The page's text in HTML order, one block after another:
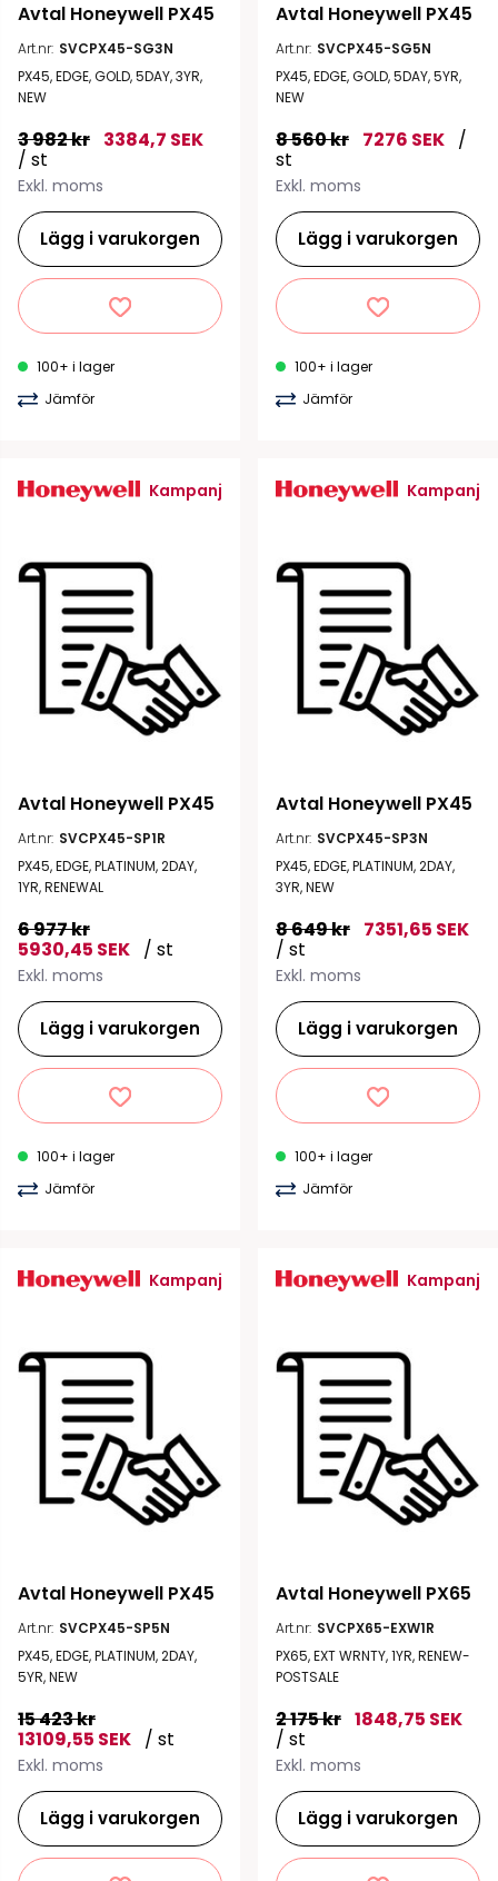
Avtal Honeywell PX45
Art.nr: SVCPX45-SG3N
PX45, EDGE, GOLD, 5DAY, 3YR,
NEW
3 982 kr 3384,7 SEK
/ st
Exkl. moms
Lägg i varukorgen
100+ i lager
Jämför
Avtal Honeywell PX45
Art.nr: SVCPX45-SG5N
PX45, EDGE, GOLD, 5DAY, 5YR,
NEW
8 560 kr 7276 SEK /
st
Exkl. moms
Lägg i varukorgen
100+ i lager
Jämför
Kampanj
Avtal Honeywell PX45
Art.nr: SVCPX45-SP1R
PX45, EDGE, PLATINUM, 2DAY,
1YR, RENEWAL
6 977 kr
5930,45 SEK / st
Exkl. moms
Lägg i varukorgen
100+ i lager
Jämför
Kampanj
Avtal Honeywell PX45
Art.nr: SVCPX45-SP3N
PX45, EDGE, PLATINUM, 2DAY,
3YR, NEW
8 649 kr 7351,65 SEK
/ st
Exkl. moms
Lägg i varukorgen
100+ i lager
Jämför
Kampanj
Avtal Honeywell PX45
Art.nr: SVCPX45-SP5N
PX45, EDGE, PLATINUM, 2DAY,
5YR, NEW
15 423 kr
13109,55 SEK / st
Exkl. moms
Lägg i varukorgen
Kampanj
Avtal Honeywell PX65
Art.nr: SVCPX65-EXW1R
PX65, EXT WRNTY, 1YR, RENEW-
POSTSALE
2 175 kr 1848,75 SEK
/ st
Exkl. moms
Lägg i varukorgen